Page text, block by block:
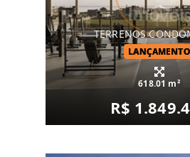
TERRENOS
LANÇAMENTO
618.01 m²
R$